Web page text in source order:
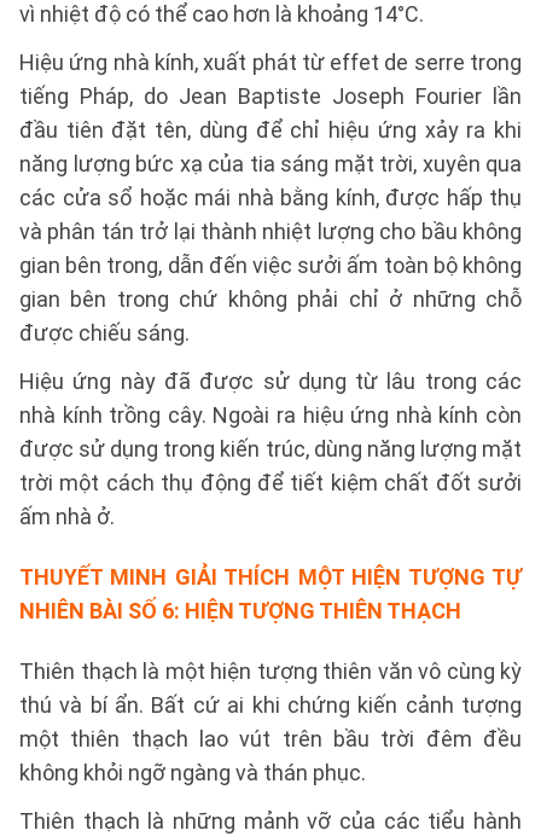
vì nhiệt độ có thể cao hơn là khoảng 14°C.
Hiệu ứng nhà kính, xuất phát từ effet de serre trong
tiếng Pháp, do Jean Baptiste Joseph Fourier lần
đầu tiên đặt tên, dùng để chỉ hiệu ứng xảy ra khi
năng lượng bức xạ của tia sáng mặt trời, xuyên qua
các cửa sổ hoặc mái nhà bằng kính, được hấp thụ
và phân tán trở lại thành nhiệt lượng cho bầu không
gian bên trong, dẫn đến việc sưởi ấm toàn bộ không
gian bên trong chứ không phải chỉ ở những chỗ
được chiếu sáng.
Hiệu ứng này đã được sử dụng từ lâu trong các
nhà kính trồng cây. Ngoài ra hiệu ứng nhà kính còn
được sử dụng trong kiến trúc, dùng năng lượng mặt
trời một cách thụ động để tiết kiệm chất đốt sưởi
ấm nhà ở.
THUYẾT MINH GIẢI THÍCH MỘT HIỆN TƯỢNG TỰ
NHIÊN BÀI SỐ 6: HIỆN TƯỢNG THIÊN THẠCH
Thiên thạch là một hiện tượng thiên văn vô cùng kỳ
thú và bí ẩn. Bất cứ ai khi chứng kiến cảnh tượng
một thiên thạch lao vút trên bầu trời đêm đều
không khỏi ngỡ ngàng và thán phục.
Thiên thạch là những mảnh vỡ của các tiểu hành